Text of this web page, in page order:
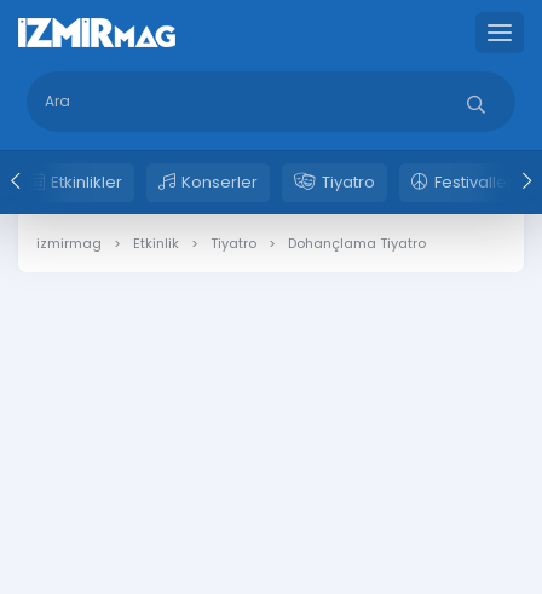
Etkinlikler Konserler Tiyatro Festivaller
izmirmag Etkinlik Tiyatro Dohançlama Tiyatro